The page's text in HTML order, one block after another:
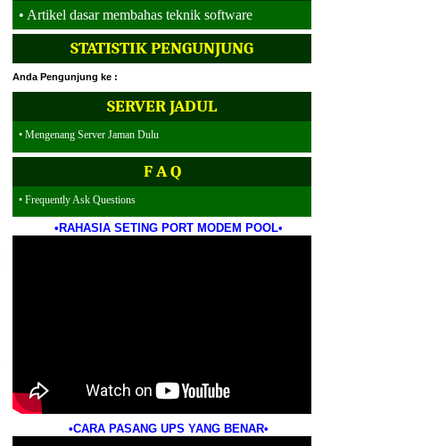
• Artikel dasar membahas teknik software
STATISTIK PENGUNJUNG
Anda Pengunjung ke :
SERVER JADUL
• Mengenang Server Jaman Dulu
F A Q
• Frequently Ask Questions
•RAHASIA SETING PORT MODEM POOL•
•CARA PASANG UPS YANG BENAR•